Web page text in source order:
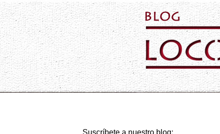
Suscríbete a nuestro blog: